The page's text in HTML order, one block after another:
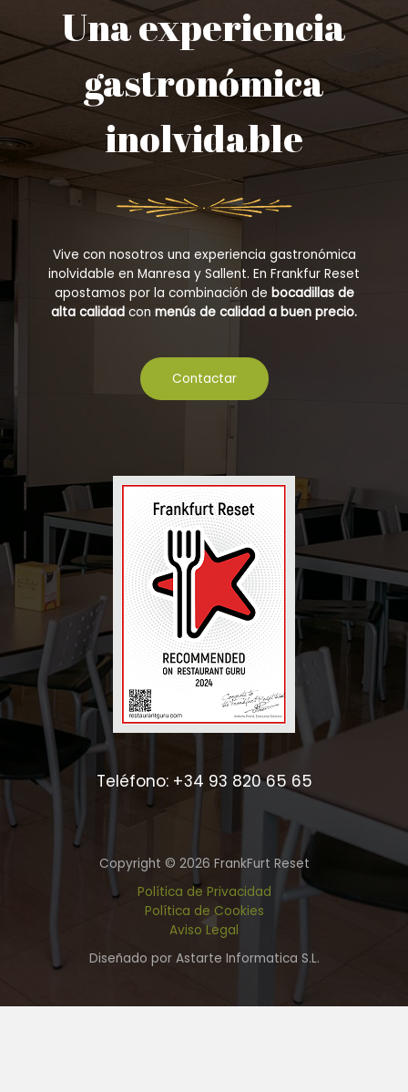
Una experiencia
gastronómica
inolvidable
Vive con nosotros una experiencia gastronómica
inolvidable en Manresa y Sallent. En Frankfur Reset
apostamos por la combinación de bocadillas de
alta calidad con menús de calidad a buen precio.
Contactar
Teléfono: +34 93 820 65 65
Copyright © 2026 FrankFurt Reset
Política de Privacidad
Política de Cookies
Aviso Legal
Diseñado por Astarte Informatica S.L.